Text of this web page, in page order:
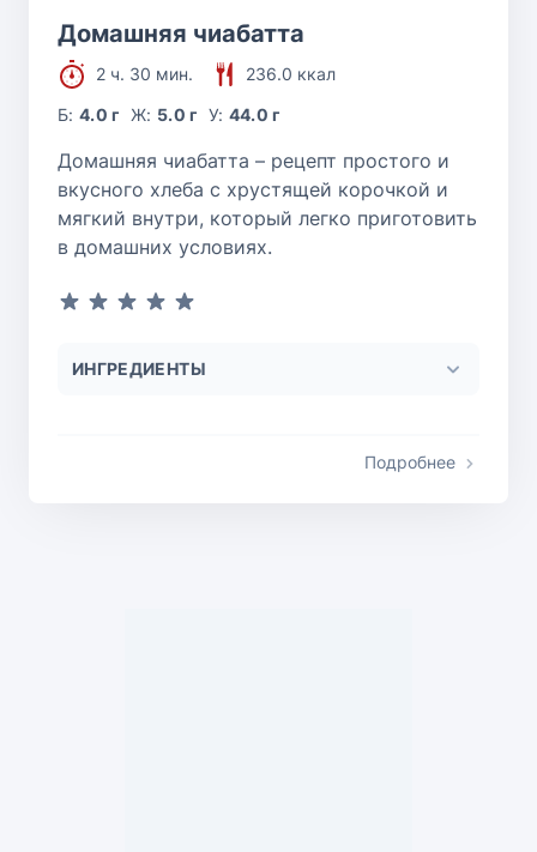
Домашняя чиабатта
2 ч. 30 мин.
236.0 ккал
Б:4.0 г Ж: 5.0 г У: 44.0 г
Домашняя чиабатта – рецепт простого и
вкусного хлеба с хрустящей корочкой и
мягкий внутри, который легко приготовить
в домашних условиях.
ИНГРЕДИЕНТЫ
Подробнее